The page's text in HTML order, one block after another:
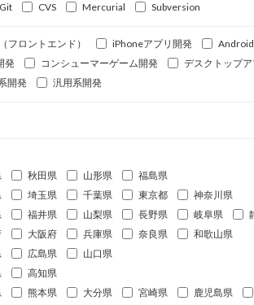
Git CVS Mercurial Subversion
フロントエンド） iPhoneアプリ開発
発 コンシューマーゲーム開発
デスクトップ
開発 汎用系開発
秋田県 山形県
福島県
埼玉県 千葉県 東京都
神奈川県
福井県 山梨県 長野県 岐阜県
大阪府 兵庫県 奈良県
和歌山県
広島県
山口県
高知県
熊本県 大分県 宮崎県 鹿児島県